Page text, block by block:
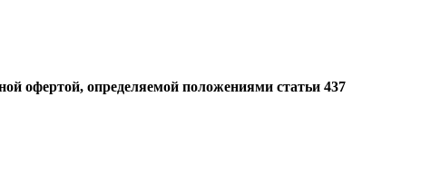
офертой, определяемой положениями статьи 437